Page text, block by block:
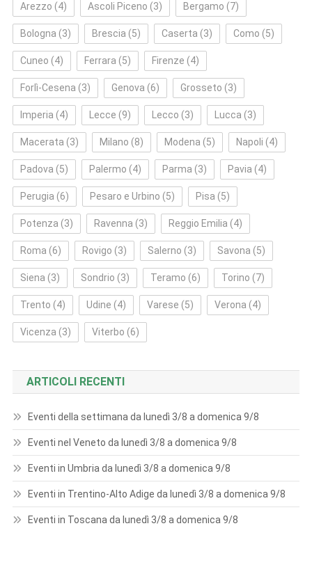
Arezzo (4) Ascoli Piceno (3) Bergamo (7)
Bologna (3) Brescia (5) Caserta (3) Como (5)
Cuneo (4) Ferrara (5) Firenze (4)
Forlì‑Cesena (3) Genova (6) Grosseto (3)
Imperia (4) Lecce (9) Lecco (3) Lucca (3)
Macerata (3) Milano (8) Modena (5) Napoli (4)
Padova (5) Palermo (4) Parma (3) Pavia (4)
Perugia (6) Pesaro e Urbino (5) Pisa (5)
Potenza (3) Ravenna (3) Reggio Emilia (4)
Roma (6) Rovigo (3) Salerno (3) Savona (5)
Siena (3) Sondrio (3) Teramo (6) Torino (7)
Trento (4) Udine (4) Varese (5) Verona (4)
Vicenza (3) Viterbo (6)
ARTICOLI RECENTI
Eventi della settimana da lunedì 3/8 a domenica 9/8
Eventi nel Veneto da lunedì 3/8 a domenica 9/8
Eventi in Umbria da lunedì 3/8 a domenica 9/8
Eventi in Trentino-Alto Adige da lunedì 3/8 a domenica 9/8
Eventi in Toscana da lunedì 3/8 a domenica 9/8